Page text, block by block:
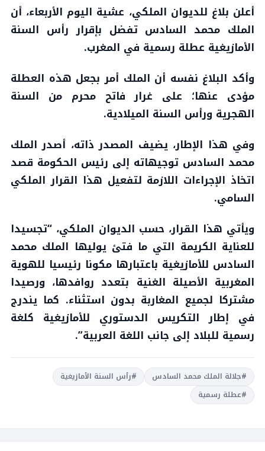
أعلن بلاغ للديوان الملكي، عشية اليوم الأربعاء، أن
الملك محمد السادس تفضل بإقرار رأس السنة
الأمازيغية عطلة رسمية في المغرب.
وأكد البلاغ نفسه أن الملك أمر بجعل هذه العطلة
مؤدى عنها؛ على غرار فاتح محرم من السنة
الهجرية ورأس السنة الميلادية.
وفي هذا الإطار، يضيف المصدر ذاته، أصدر الملك
محمد السادس توجيهاته إلى رئيس الحكومة قصد
اتخاذ الإجراءات اللازمة لتفعيل هذا القرار الملكي
السامي.
ويأتي هذا القرار، حسب الديوان الملكي، “تجسيدا
للعناية الكريمة التي ما فتئ يوليها الملك محمد
السادس للأمازيغية باعتبارها مكونا رئيسيا للهوية
المغربية الأصيلة الغنية بتعدد روافدها، ورصيدا
مشتركا لجميع المغاربة بدون استثناء. كما يندرج
في إطار التكريس الدستوري للأمازيغية كلغة
رسمية للبلاد إلى جانب اللغة العربية”.
#جلالة الملك محمد السادس
#رأس السنة الأمازيغية
#عطلة رسمية